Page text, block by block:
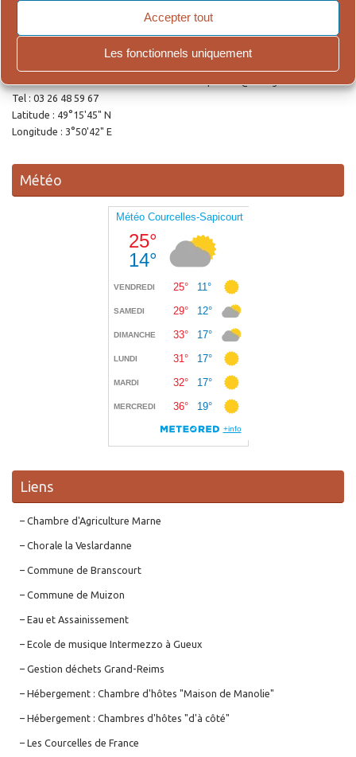
Accepter tout
Les fonctionnels uniquement
Le secrétariat accueille le public le lundi et le jeudi de 9h00 à 12h00 et de
14h30 à 18h00. Pour cause de vacances estivales, le secrétariat sera
fermé du 12 au 16 août. Merci de votre compréhension.
Tel : 03 26 48 59 67
Latitude : 49°15'45" N
Longitude : 3°50'42" E
Météo
Liens
– Chambre d'Agriculture Marne
– Chorale la Veslardanne
– Commune de Branscourt
– Commune de Muizon
– Eau et Assainissement
– Ecole de musique Intermezzo à Gueux
– Gestion déchets Grand-Reims
– Hébergement : Chambre d'hôtes "Maison de Manolie"
– Hébergement : Chambres d'hôtes "d'à côté"
– Les Courcelles de France